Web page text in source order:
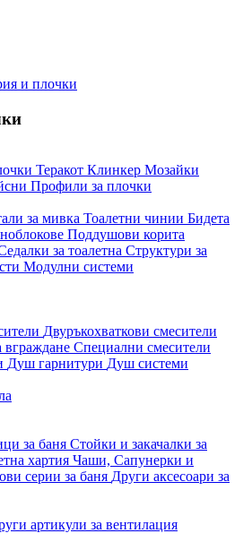
и плочки
Теракот Клинкер Мозайки
Профили за плочки
за мивка Тоалетни чинии Бидета
Поддушови корита
за тоалетна Структури за
Модулни системи
Двуръкохваткови смесители
вграждане Специални смесители
Душ гарнитури Душ системи
за баня Стойки и закачалки за
хартия Чаши, Сапунерки и
серии за баня Други аксесоари за
артикули за вентилация